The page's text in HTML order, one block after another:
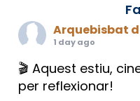
Arquebisbat
1 day ago
🎬 Aquest estiu,
per reflexionar!